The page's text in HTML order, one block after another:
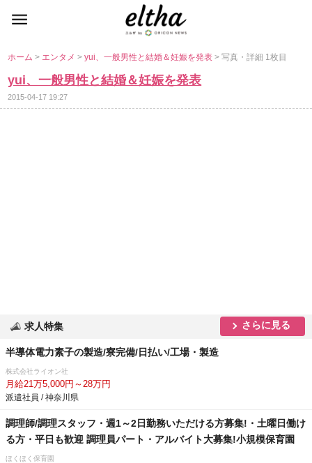
ホーム> エンタメ>yui、一般男性と結婚＆妊娠を発表> 写真・詳細 1枚目
yui、一般男性と結婚＆妊娠を発表
2015-04-17 19:27
求人特集 さらに見る
半導体電力素子の製造/寮完備/日払い/工場・製造
株式会社ライオン社
月給21万5,000円～28万円
派遣社員 / 神奈川県
調理師/調理スタッフ・週1～2日勤務いただける方募集!・土曜日働け
る方・平日も歓迎 調理員パート・アルバイト大募集!小規模保育園
ほくほく保育園